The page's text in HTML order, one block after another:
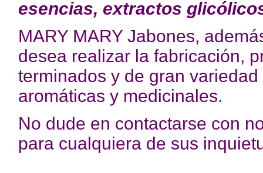
esencias, extractos
MARY MARY Jabones,
desea realizar la fabricación,
terminados y de gran
aromáticas y medicinales.
No dude en contactarse con
para cualquiera de sus